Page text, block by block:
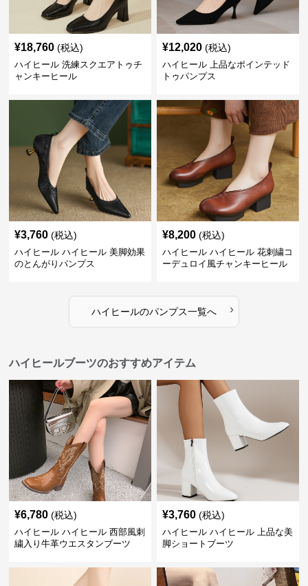
¥18,760 (税込)
ハイヒール 洗練スクエアトゥチ
ャンキーヒール
¥12,020 (税込)
ハイヒール 上品なポインテッド
トゥパンプス
¥3,760 (税込)
ハイヒール ハイヒール 美脚効果
のとんがりパンプス
¥8,200 (税込)
ハイヒール ハイヒール 花刺繍コ
ーデュロイ風チャンキーヒール
ハイヒールのパンプス一覧へ ›
ハイヒールブーツのおすすめアイテム
¥6,780 (税込)
ハイヒール ハイヒール 西部風刺
繍入り牛革ウエスタンブーツ
¥3,760 (税込)
ハイヒール ハイヒール 上品な美
脚ショートブーツ